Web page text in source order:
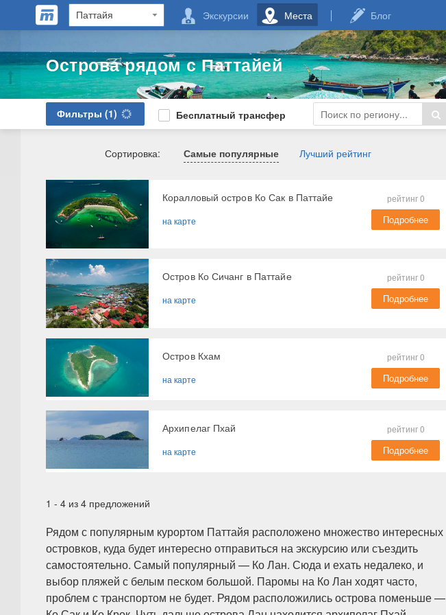
Экскурсии Места Блог
Острова рядом с Паттайей
Фильтры (1) Бесплатный трансфер
Сортировка: Самые популярные Лучший рейтинг
​Коралловый остров Ко Сак в Паттайе
на карте
рейтинг 0
Подробнее
Остров Ко Сичанг в Паттайе
на карте
рейтинг 0
Подробнее
​Остров Кхам
на карте
рейтинг 0
Подробнее
​Архипелаг Пхай
на карте
рейтинг 0
Подробнее
1 - 4 из 4 предложений
Рядом с популярным курортом Паттайя расположено множество интересных
островков, куда будет интересно отправиться на экскурсию или съездить
самостоятельно. Самый популярный — Ко Лан. Сюда и ехать недалеко, и
выбор пляжей с белым песком большой. Паромы на Ко Лан ходят часто,
проблем с транспортом не будет. Рядом расположились острова поменьше —